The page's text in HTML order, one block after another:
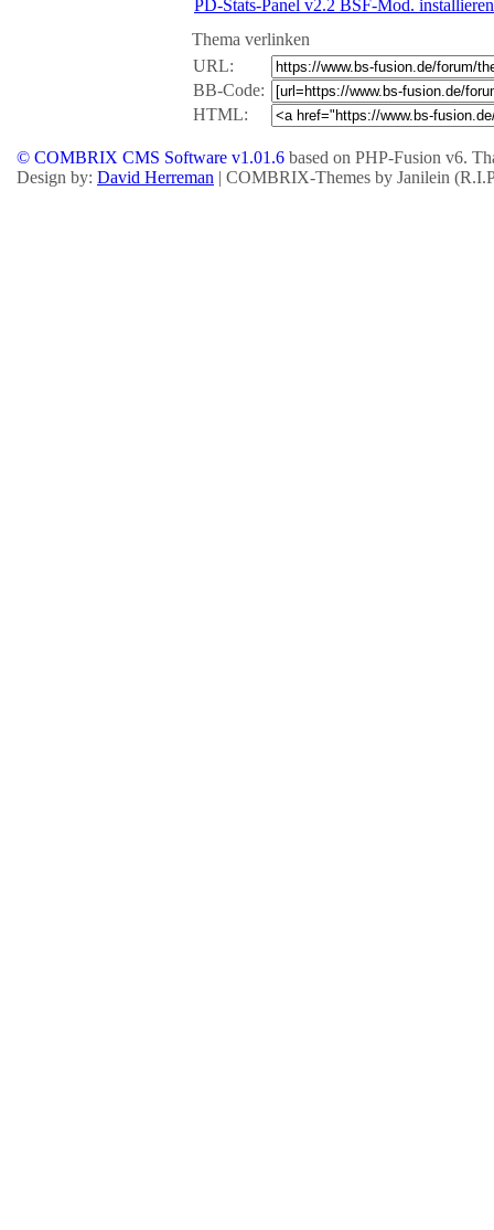
PD-Stats-Panel v2.2 BSF-Mod.
Thema verlinken
URL:
BB-Code:
HTML:
© COMBRIX CMS Software v1.01.6 based on PHP-Fusion v6.
Design by: David Herreman | COMBRIX-Themes by Janilein